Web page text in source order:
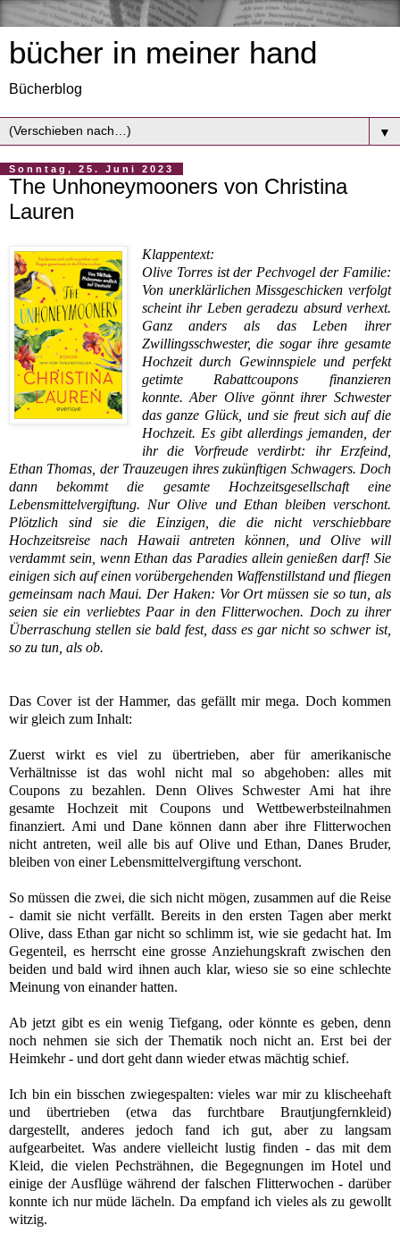
bücher in meiner hand
Bücherblog
▼
Sonntag, 25. Juni 2023
The Unhoneymooners von Christina
Lauren
Klappentext:
Olive Torres ist der Pechvogel der Familie:
Von unerklärlichen Missgeschicken verfolgt
scheint ihr Leben geradezu absurd verhext.
Ganz anders als das Leben ihrer
Zwillingsschwester, die sogar ihre gesamte
Hochzeit durch Gewinnspiele und perfekt
getimte Rabattcoupons finanzieren
konnte. Aber Olive gönnt ihrer Schwester
das ganze Glück, und sie freut sich auf die
Hochzeit. Es gibt allerdings jemanden, der
ihr die Vorfreude verdirbt: ihr Erzfeind,
Ethan Thomas, der Trauzeugen ihres zukünftigen Schwagers. Doch
dann bekommt die gesamte Hochzeitsgesellschaft eine
Lebensmittelvergiftung. Nur Olive und Ethan bleiben verschont.
Plötzlich sind sie die Einzigen, die die nicht verschiebbare
Hochzeitsreise nach Hawaii antreten können, und Olive will
verdammt sein, wenn Ethan das Paradies allein genießen darf! Sie
einigen sich auf einen vorübergehenden Waffenstillstand und fliegen
gemeinsam nach Maui. Der Haken: Vor Ort müssen sie so tun, als
seien sie ein verliebtes Paar in den Flitterwochen. Doch zu ihrer
Überraschung stellen sie bald fest, dass es gar nicht so schwer ist,
so zu tun, als ob.
Das Cover ist der Hammer, das gefällt mir mega. Doch kommen
wir gleich zum Inhalt:
Zuerst wirkt es viel zu übertrieben, aber für amerikanische
Verhältnisse ist das wohl nicht mal so abgehoben: alles mit
Coupons zu bezahlen. Denn Olives Schwester Ami hat ihre
gesamte Hochzeit mit Coupons und Wettbewerbsteilnahmen
finanziert. Ami und Dane können dann aber ihre Flitterwochen
nicht antreten, weil alle bis auf Olive und Ethan, Danes Bruder,
bleiben von einer Lebensmittelvergiftung verschont.
So müssen die zwei, die sich nicht mögen, zusammen auf die Reise
- damit sie nicht verfällt. Bereits in den ersten Tagen aber merkt
Olive, dass Ethan gar nicht so schlimm ist, wie sie gedacht hat. Im
Gegenteil, es herrscht eine grosse Anziehungskraft zwischen den
beiden und bald wird ihnen auch klar, wieso sie so eine schlechte
Meinung von einander hatten.
Ab jetzt gibt es ein wenig Tiefgang, oder könnte es geben, denn
noch nehmen sie sich der Thematik noch nicht an. Erst bei der
Heimkehr - und dort geht dann wieder etwas mächtig schief.
Ich bin ein bisschen zwiegespalten: vieles war mir zu klischeehaft
und übertrieben (etwa das furchtbare Brautjungfernkleid)
dargestellt, anderes jedoch fand ich gut, aber zu langsam
aufgearbeitet. Was andere vielleicht lustig finden - das mit dem
Kleid, die vielen Pechsträhnen, die Begegnungen im Hotel und
einige der Ausflüge während der falschen Flitterwochen - darüber
konnte ich nur müde lächeln. Da empfand ich vieles als zu gewollt
witzig.